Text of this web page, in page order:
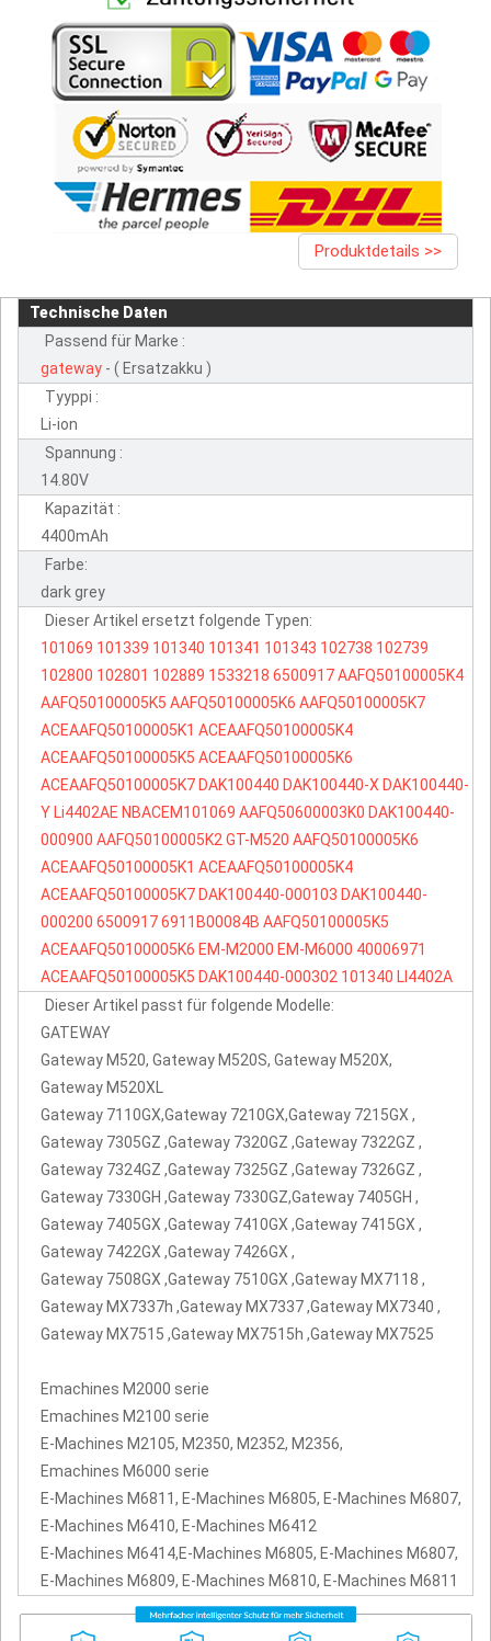
Produktdetails >>
Technische Daten
Passend für Marke :
gateway - ( Ersatzakku )
Tyyppi :
Li-ion
Spannung :
14.80V
Kapazität :
4400mAh
Farbe:
dark grey
Dieser Artikel ersetzt folgende Typen:
101069 101339 101340 101341 101343 102738 102739
102800 102801 102889 1533218 6500917AAFQ50100005K4
AAFQ50100005K5 AAFQ50100005K6 AAFQ50100005K7
ACEAAFQ50100005K1 ACEAAFQ50100005K4
ACEAAFQ50100005K5 ACEAAFQ50100005K6
ACEAAFQ50100005K7 DAK100440 DAK100440-X DAK100440-
Y Li4402AE NBACEM101069 AAFQ50600003K0 DAK100440-
000900 AAFQ50100005K2 GT-M520 AAFQ50100005K6
ACEAAFQ50100005K1 ACEAAFQ50100005K4
ACEAAFQ50100005K7 DAK100440-000103 DAK100440-
000200 65009176911B00084B AAFQ50100005K5
ACEAAFQ50100005K6 EM-M2000 EM-M6000 40006971
ACEAAFQ50100005K5 DAK100440-000302 101340 LI4402A
Dieser Artikel passt für folgende Modelle:
GATEWAY
Gateway M520, Gateway M520S, Gateway M520X,
Gateway M520XL
Gateway 7110GX,Gateway 7210GX,Gateway 7215GX ,
Gateway 7305GZ ,Gateway 7320GZ ,Gateway 7322GZ ,
Gateway 7324GZ ,Gateway 7325GZ ,Gateway 7326GZ ,
Gateway 7330GH ,Gateway 7330GZ,Gateway 7405GH ,
Gateway 7405GX ,Gateway 7410GX ,Gateway 7415GX ,
Gateway 7422GX ,Gateway 7426GX ,
Gateway 7508GX ,Gateway 7510GX ,Gateway MX7118 ,
Gateway MX7337h ,Gateway MX7337 ,Gateway MX7340 ,
Gateway MX7515 ,Gateway MX7515h ,Gateway MX7525
Emachines M2000 serie
Emachines M2100 serie
E-Machines M2105, M2350, M2352, M2356,
Emachines M6000 serie
E-Machines M6811, E-Machines M6805, E-Machines M6807,
E-Machines M6410, E-Machines M6412
E-Machines M6414,E-Machines M6805, E-Machines M6807,
E-Machines M6809, E-Machines M6810, E-Machines M6811